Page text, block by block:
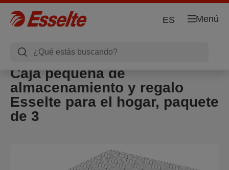
Menú
ES
Caja pequeña de
almacenamiento y regalo
Esselte para el hogar, paquete
de 3